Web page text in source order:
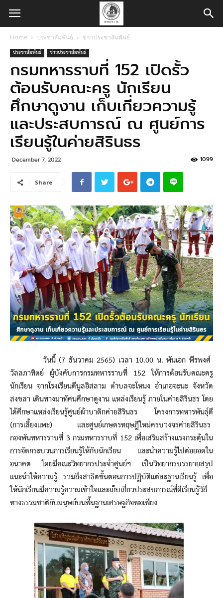
Home ประชาสัมพันธ์ ข่าวประชาสัมพันธ์
ประชาสัมพันธ์ ข่าวประชาสัมพันธ์
กรมทหารราบที่ 152 เปิดรั้ว
ต้อนรับคณะครู นักเรียน
ศึกษาดูงาน เก็บเกี่ยวความรู้
และประสบการณ์ ณ ศูนย์การ
เรียนรู้ในค่ายสิรินธร
December 7, 2022 1099
Share
วันนี้ (7 ธันวาคม 2565) เวลา 10.00 น. พันเอก พีรพงศ์
วัลลภาทิตย์ ผู้บังคับการกรมทหารราบที่ 152 ให้การต้อนรับคณะครู
นักเรียน จากโรงเรียนดีนูลอิสลาม ตำบลจะโหนง อำเภอจะนะ จังหวัด
สงขลา เดินทางมาทัศนศึกษาดูงาน แหล่งเรียนรู้ ภายในค่ายสิรินธร โดย
ได้ศึกษาแหล่งเรียนรู้ศูนย์ผ้าบาติกค่ายสิรินธร โครงการทหารพันธุ์ดี
(การเลี้ยงแพะ) และศูนย์เกษตรทฤษฎีใหม่ครบวงจรค่ายสิรินธร
กองพันทหารราบที่ 3 กรมทหารราบที่ 152 เพื่อเสริมสร้างแรงกระตุ้นใน
การจัดกระบวนการเรียนรู้ให้กับนักเรียน และนำความรู้ไปต่อยอดใน
อนาคต โดยมีคณะวิทยากรประจำศูนย์ฯ เป็นวิทยากรบรรยายสรุป
แนะนำให้ความรู้ รวมถึงสาธิตขั้นตอนการปฏิบัติแต่ละฐานเรียนรู้ เพื่อ
ให้นักเรียนมีความรู้ความเข้าใจและเก็บเกี่ยวประสบการณ์ที่ดีเรียนรู้วิถี
ทางธรรมชาติกับมนุษย์บนพื้นฐานเศรษฐกิจพอเพียง